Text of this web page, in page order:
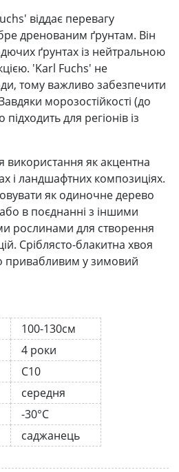
віддає перевагу
дренованим ґрунтам. Він
ґрунтах із нейтральною
'Karl Fuchs' не
тому важливо забезпечити
морозостійкості (до
для регіонів із
використання як акцентна
і ландшафтних композиціях.
як одиночне дерево
в поєднанні з іншими
рослинами для створення
Сріблясто-блакитна хвоя
привабливим у зимовий
100-130см
4 роки
С10
середня
-30°C
саджанець